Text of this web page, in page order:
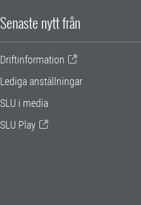
Senaste nytt från
Driftinformation
Lediga anställningar
SLU i media
SLU Play